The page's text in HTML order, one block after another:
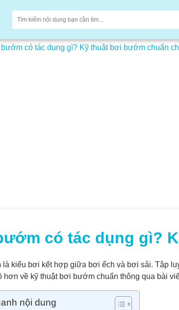
có tác dụng gì? Kỹ thuật bơi bướm chuẩn
có tác dụng gì?
là kiểu bơi kết hợp giữa bơi ếch và bơi sải. Tập
hơn về kỹ thuật bơi bướm chuẩn thông qua bài
nội dung